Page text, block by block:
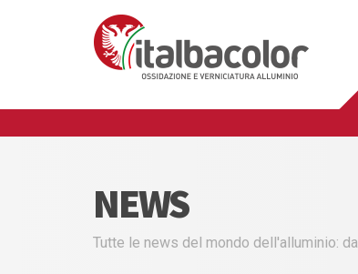
NEWS
Tutte le news del mondo dell'alluminio: